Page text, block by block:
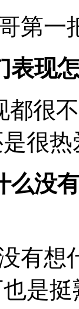
第
表现
都很
很
么没
有
是